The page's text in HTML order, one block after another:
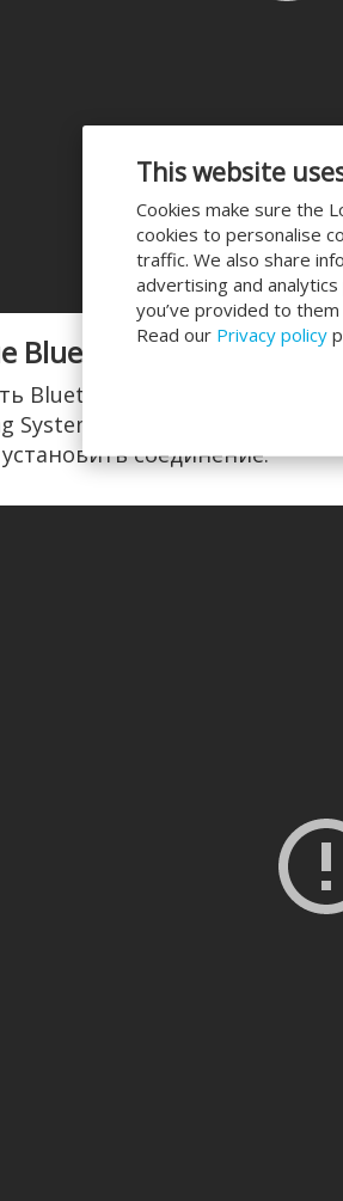
This website
Cookies make sure the
cookies to personalise
traffic. We also share
advertising and
you’ve provided to
Read our Privacy policy
Bluetooth модуля
Bluetooth-соединение
Systems. Как только
соединение.